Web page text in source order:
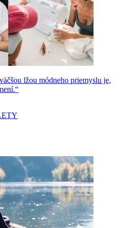
lžou módneho priemyslu je,